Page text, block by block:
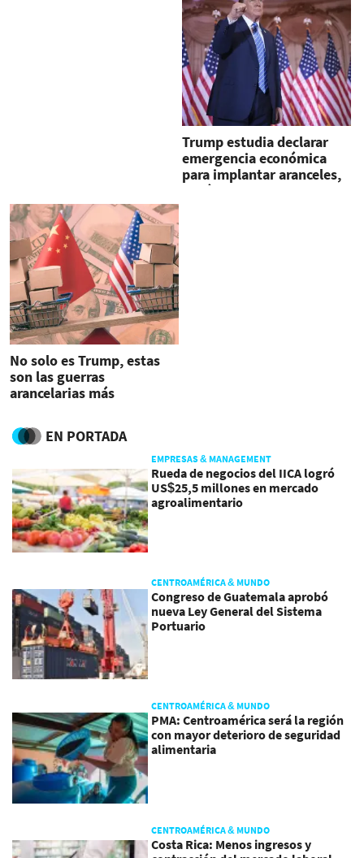
Trump estudia declarar
emergencia económica
para implantar aranceles,
según CNN
No solo es Trump, estas
son las guerras
arancelarias más
últimas décadas
EN PORTADA
EMPRESAS & MANAGEMENT
Rueda de negocios del IICA logró
US$25,5 millones en mercado
agroalimentario
CENTROAMÉRICA & MUNDO
Congreso de Guatemala aprobó
nueva Ley General del Sistema
Portuario
CENTROAMÉRICA & MUNDO
PMA: Centroamérica será la región
con mayor deterioro de seguridad
alimentaria
CENTROAMÉRICA & MUNDO
Costa Rica: Menos ingresos y